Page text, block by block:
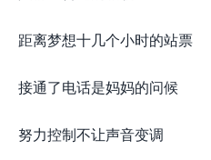
距离梦想十几个小时的站票
接通了电话是妈妈的问候
努力控制不让声音变调